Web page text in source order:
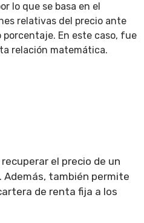
lo que se basa en el
relativas del precio ante
porcentaje. En este caso, fue
relación matemática.
el precio de un
también permite
de renta fija a los